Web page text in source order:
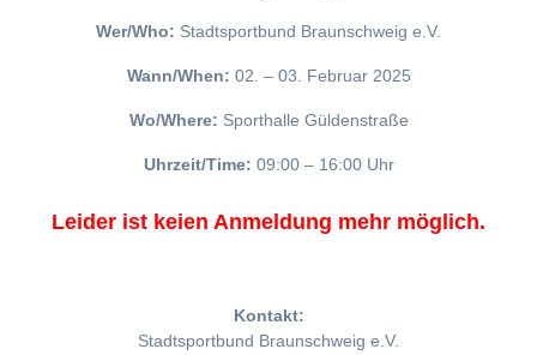
Wer/Who: Stadtsportbund Braunschweig e.V.
Wann/When: 02. – 03. Februar 2025
Wo/Where: Sporthalle Güldenstraße
Uhrzeit/Time: 09:00 – 16:00 Uhr
Leider ist keien Anmeldung mehr möglich.
Kontakt:
Stadtsportbund Braunschweig e.V.